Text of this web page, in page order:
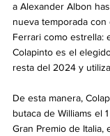
a Alexander Albon
nueva temporada
Ferrari como estrella:
Colapinto es el
resta del 2024 y
De esta manera,
butaca de Williams el
Gran Premio de Italia,